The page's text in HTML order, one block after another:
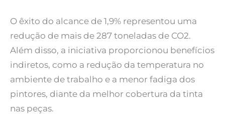
O êxito do alcance de 1,9% representou uma
redução de mais de 287 toneladas de CO2.
Além disso, a iniciativa proporcionou benefícios
indiretos, como a redução da temperatura no
ambiente de trabalho e a menor fadiga dos
pintores, diante da melhor cobertura da tinta
nas peças.